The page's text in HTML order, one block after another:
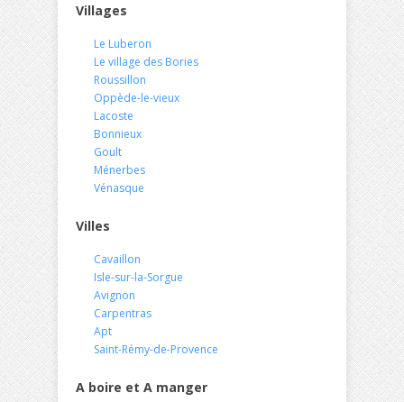
Villages
Le Luberon
Le village des Bories
Roussillon
Oppède-le-vieux
Lacoste
Bonnieux
Goult
Ménerbes
Vénasque
Villes
Cavaillon
Isle-sur-la-Sorgue
Avignon
Carpentras
Apt
Saint-Rémy-de-Provence
A boire et A manger